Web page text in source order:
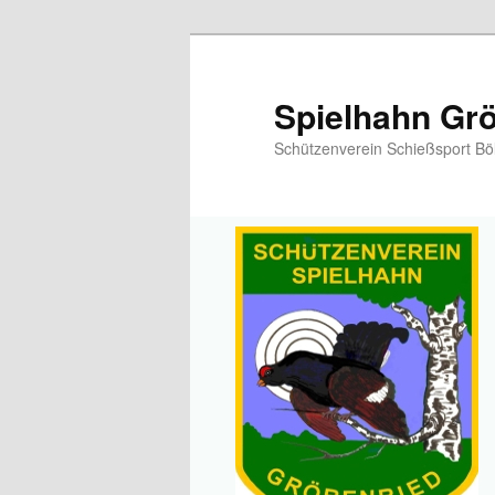
Spielhahn
Schützenverein Schießsport